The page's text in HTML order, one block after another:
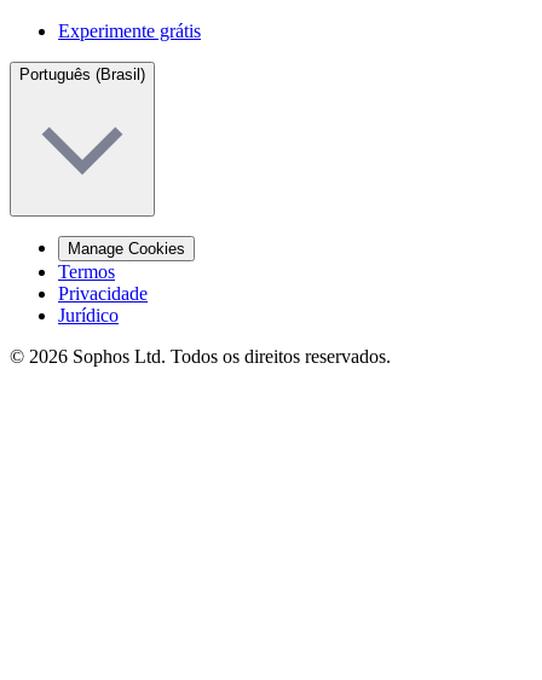
Experimente grátis
Português (Brasil)
Manage Cookies
Termos
Privacidade
Jurídico
© 2026 Sophos Ltd. Todos os direitos reservados.